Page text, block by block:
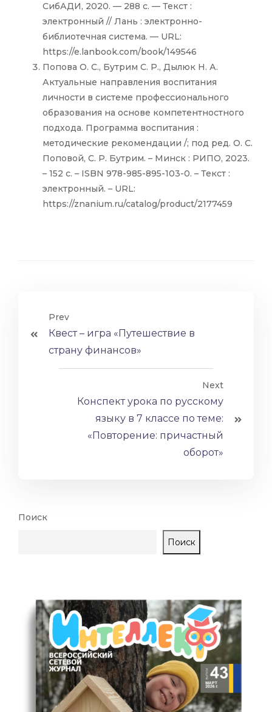
СибАДИ, 2020. — 288 с. — Текст :
электронный // Лань : электронно-
библиотечная система. — URL:
https://e.lanbook.com/book/149546
Попова О. С., Бутрим С. Р., Дылюк Н. А.
Актуальные направления воспитания
личности в системе профессионального
образования на основе компетентностного
подхода. Программа воспитания :
методические рекомендации /; под ред. О. С.
Поповой, С. Р. Бутрим. – Минск : РИПО, 2023.
– 152 с. – ISBN 978-985-895-103-0. – Текст :
электронный. – URL:
https://znanium.ru/catalog/product/2177459
Prev
Квест – игра «Путешествие в
страну финансов»
Next
Конспект урока по русскому
языку в 7 классе по теме:
«Повторение: причастный
оборот»
Поиск
Поиск